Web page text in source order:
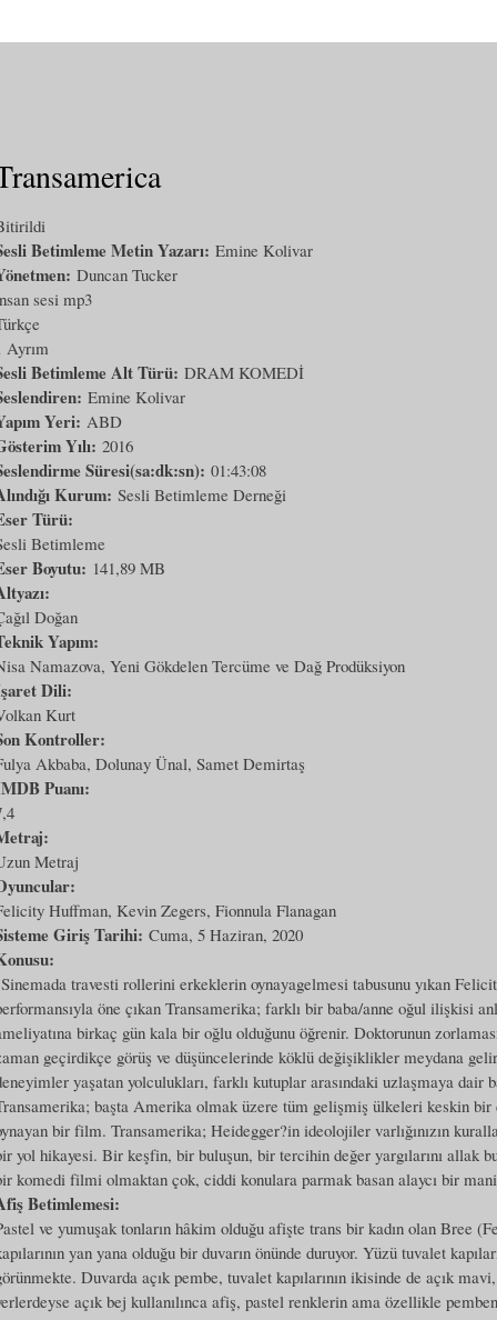
Betimleme Metin Yazarı: Emine Kolivar
Duncan Tucker
sesi mp3
Ayrım
Betimleme Alt Türü: DRAM KOMEDİ
Emine Kolivar
Yeri: ABD
Yılı: 2016
Süresi(sa:dk:sn): 01:43:08
Kurum: Sesli Betimleme Derneği
Türü:
Betimleme
Boyutu: 141,89 MB
Doğan
Yapım:
Namazova, Yeni Gökdelen Tercüme ve Dağ Prodüksiyon
Dili:
Kurt
Kontroller:
Akbaba, Dolunay Ünal, Samet Demirtaş
Puanı:
Metraj
Huffman, Kevin Zegers, Fionnula Flanagan
Giriş Tarihi: Cuma, 5 Haziran, 2020
travesti rollerini erkeklerin oynayagelmesi tabusunu yıkan
öne çıkan Transamerika; farklı bir baba/anne oğul ilişkisi
birkaç gün kala bir oğlu olduğunu öğrenir. Doktorunun
geçirdikçe görüş ve düşüncelerinde köklü değişiklikler meydana
yaşatan yolculukları, farklı kutuplar arasındaki uzlaşmaya dair
başta Amerika olmak üzere tüm gelişmiş ülkeleri keskin
bir film. Transamerika; Heidegger?in ideolojiler varlığınızın
yol hikayesi. Bir keşfin, bir buluşun, bir tercihin değer yargılarını allak
komedi filmi olmaktan çok, ciddi konulara parmak basan alaycı bir
Betimlemesi:
ve yumuşak tonların hâkim olduğu afişte trans bir kadın olan Bree
yan yana olduğu bir duvarın önünde duruyor. Yüzü tuvalet
Duvarda açık pembe, tuvalet kapılarının ikisinde de açık
açık bej kullanılınca afiş, pastel renklerin ama özellikle